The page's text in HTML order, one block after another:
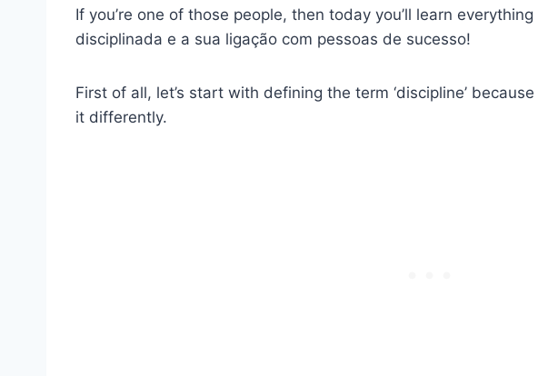
If you’re one of those people, then today you’ll learn
disciplinada e a sua ligação com pessoas de sucesso!
First of all, let’s start with defining the term ‘discipline’
it differently.